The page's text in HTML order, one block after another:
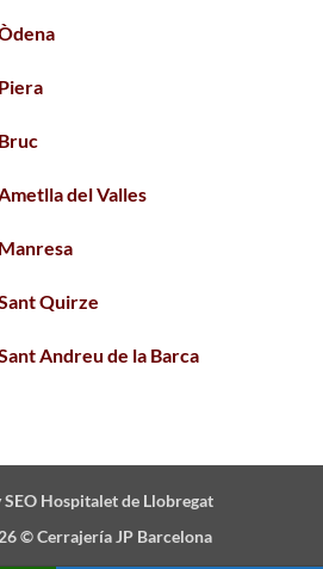
del Valles
Quirze
Andreu de la Barca
SEO Hospitalet de Llobregat
©Cerrajería JP Barcelona